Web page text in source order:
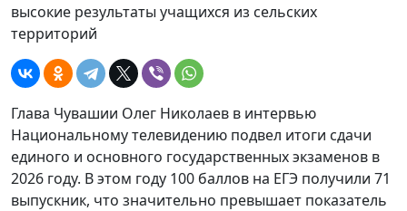
высокие результаты учащихся из сельских
территорий
Глава Чувашии Олег Николаев в интервью
Национальному телевидению подвел итоги сдачи
единого и основного государственных экзаменов в
2026 году. В этом году 100 баллов на ЕГЭ получили 71
выпускник, что значительно превышает показатель